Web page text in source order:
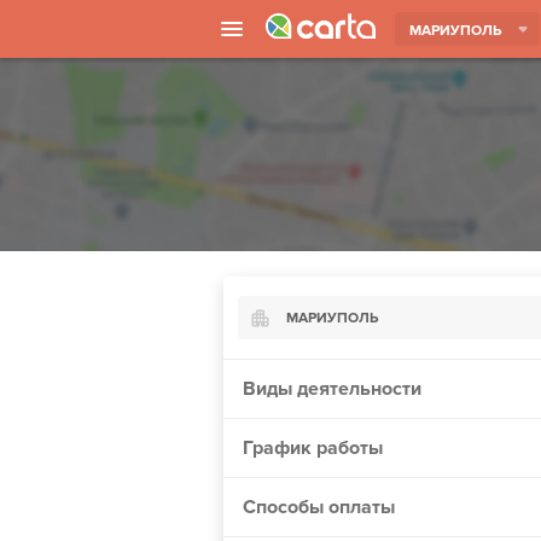
МАРИУПОЛЬ
МАРИУПОЛЬ
Борисполь
Виды деятельности
График работы
Способы оплаты